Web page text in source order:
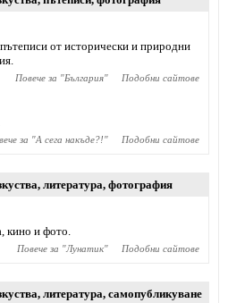
от исторически и природни
Повече за "България" Подобни сайтове
за "А сега накъде?!" Подобни сайтове
, литература, фотография
кино и фото.
Повече за "Лунатик" Подобни сайтове
, литература, самопубликуване